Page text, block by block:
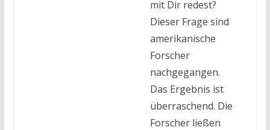
mit Dir redest?
Dieser Frage sind
amerikanische
Forscher
nachgegangen.
Das Ergebnis ist
überraschend. Die
Forscher ließen